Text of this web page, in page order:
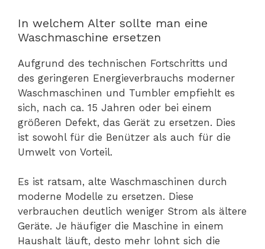
In welchem Alter sollte man eine
Waschmaschine ersetzen
Aufgrund des technischen Fortschritts und
des geringeren Energieverbrauchs moderner
Waschmaschinen und Tumbler empfiehlt es
sich, nach ca. 15 Jahren oder bei einem
größeren Defekt, das Gerät zu ersetzen. Dies
ist sowohl für die Benützer als auch für die
Umwelt von Vorteil.
Es ist ratsam, alte Waschmaschinen durch
moderne Modelle zu ersetzen. Diese
verbrauchen deutlich weniger Strom als ältere
Geräte. Je häufiger die Maschine in einem
Haushalt läuft, desto mehr lohnt sich die